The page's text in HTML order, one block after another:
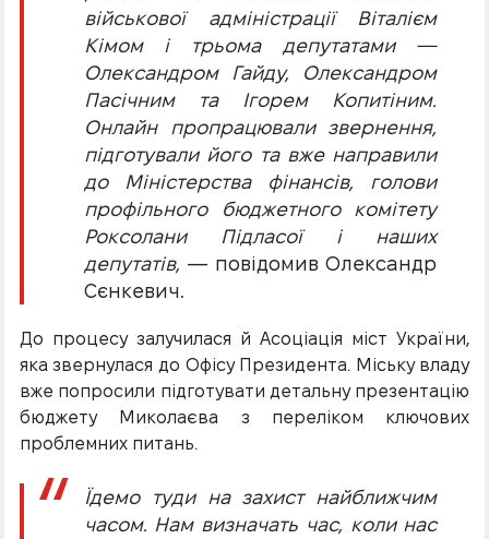
військової адміністрації Віталієм
Кімом і трьома депутатами —
Олександром Гайду, Олександром
Пасічним та Ігорем Копитіним.
Онлайн пропрацювали звернення,
підготували його та вже направили
до Міністерства фінансів, голови
профільного бюджетного комітету
Роксолани Підласої і наших
депутатів, — повідомив Олександр
Сєнкевич.
До процесу залучилася й Асоціація міст України,
яка звернулася до Офісу Президента. Міську владу
вже попросили підготувати детальну презентацію
бюджету Миколаєва з переліком ключових
проблемних питань.
Їдемо туди на захист найближчим
часом. Нам визначать час, коли нас